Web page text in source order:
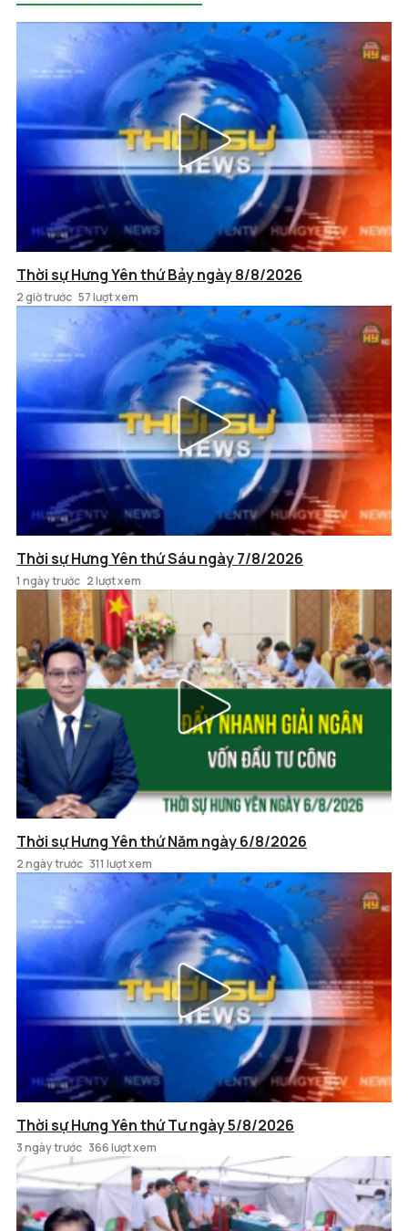
Thời sự Hưng Yên thứ Bảy ngày 8/8/2026
2 giờ trước 57 lượt xem
Thời sự Hưng Yên thứ Sáu ngày 7/8/2026
1 ngày trước 2 lượt xem
Thời sự Hưng Yên thứ Năm ngày 6/8/2026
2 ngày trước 311 lượt xem
Thời sự Hưng Yên thứ Tư ngày 5/8/2026
3 ngày trước 366 lượt xem